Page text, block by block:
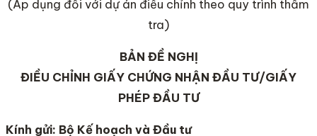
(Áp dụng đối với dự án điều chỉnh theo quy trình thẩm
tra)
BẢN ĐỀ NGHỊ
ĐIỀU CHỈNH GIẤY CHỨNG NHẬN ĐẦU TƯ/GIẤY
PHÉP ĐẦU TƯ
Kính gửi: Bộ Kế hoạch và Đầu tư